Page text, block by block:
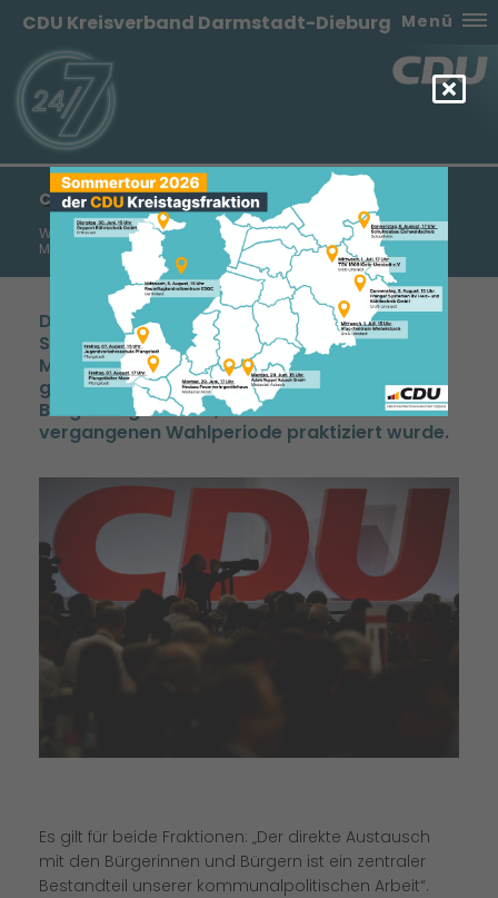
CDU Kreisverband Darmstadt-Dieburg Menü
CDU UND SPD SETZEN AUF BÜRGERNÄHE
Wiedereinführung der Bürgerfragestunde für zunächst 12
Monate
Die neue Koalition aus CDU und SPD in
Schaafheim gestaltet Politik nah an den
Menschen, deshalb beantragen sie
gemeinsam die Wiedereinrichtung der
Bürgerfragestunde, wie sie bereits in der
vergangenen Wahlperiode praktiziert wurde.
Es gilt für beide Fraktionen: „Der direkte Austausch
mit den Bürgerinnen und Bürgern ist ein zentraler
Bestandteil unserer kommunalpolitischen Arbeit“.